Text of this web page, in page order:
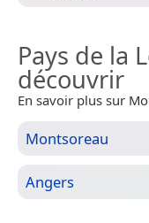
Pays de la
découvrir
En savoir plus sur
Montsoreau
Angers